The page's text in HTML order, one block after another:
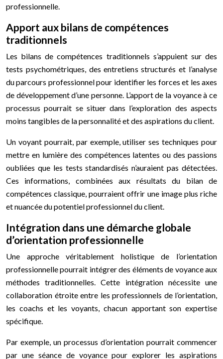
professionnelle.
Apport aux bilans de compétences
traditionnels
Les bilans de compétences traditionnels s’appuient sur des
tests psychométriques, des entretiens structurés et l’analyse
du parcours professionnel pour identifier les forces et les axes
de développement d’une personne. L’apport de la voyance à ce
processus pourrait se situer dans l’exploration des aspects
moins tangibles de la personnalité et des aspirations du client.
Un voyant pourrait, par exemple, utiliser ses techniques pour
mettre en lumière des compétences latentes ou des passions
oubliées que les tests standardisés n’auraient pas détectées.
Ces informations, combinées aux résultats du bilan de
compétences classique, pourraient offrir une image plus riche
et nuancée du potentiel professionnel du client.
Intégration dans une démarche globale
d’orientation professionnelle
Une approche véritablement holistique de l’orientation
professionnelle pourrait intégrer des éléments de voyance aux
méthodes traditionnelles. Cette intégration nécessite une
collaboration étroite entre les professionnels de l’orientation,
les coachs et les voyants, chacun apportant son expertise
spécifique.
Par exemple, un processus d’orientation pourrait commencer
par une séance de voyance pour explorer les aspirations